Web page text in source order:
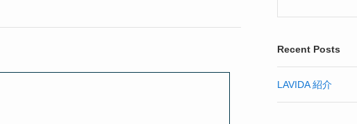
Recent Posts
LAVIDA 紹介